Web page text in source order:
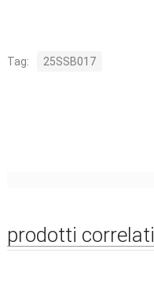
Tag: 25SSB017
prodotti correlati